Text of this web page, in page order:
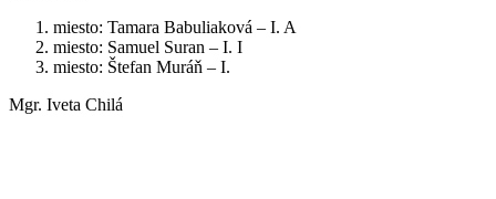
miesto: Tamara Babuliaková – I. A
miesto: Samuel Suran – I. I
miesto: Štefan Muráň – I.
Mgr. Iveta Chilá